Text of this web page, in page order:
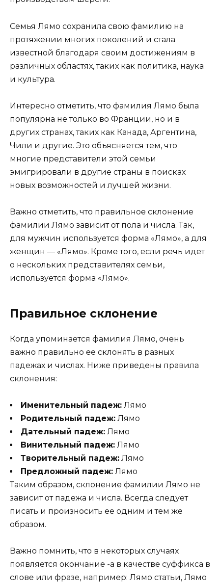
Семья Лямо сохранила свою фамилию на
протяжении многих поколений и стала
известной благодаря своим достижениям в
различных областях, таких как политика, наука
и культура.
Интересно отметить, что фамилия Лямо была
популярна не только во Франции, но и в
других странах, таких как Канада, Аргентина,
Чили и другие. Это объясняется тем, что
многие представители этой семьи
эмигрировали в другие страны в поисках
новых возможностей и лучшей жизни.
Важно отметить, что правильное склонение
фамилии Лямо зависит от пола и числа. Так,
для мужчин используется форма «Лямо», а для
женщин — «Лямо». Кроме того, если речь идет
о нескольких представителях семьи,
используется форма «Лямо».
Правильное склонение
Когда упоминается фамилия Лямо, очень
важно правильно ее склонять в разных
падежах и числах. Ниже приведены правила
склонения:
Именительный падеж: Лямо
Родительный падеж: Лямо
Дательный падеж: Лямо
Винительный падеж: Лямо
Творительный падеж: Лямо
Предложный падеж: Лямо
Таким образом, склонение фамилии Лямо не
зависит от падежа и числа. Всегда следует
писать и произносить ее одним и тем же
образом.
Важно помнить, что в некоторых случаях
появляется окончание -а в качестве суффикса в
слове или фразе, например: Лямо статьи, Лямо